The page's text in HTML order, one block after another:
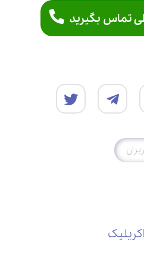
تماس بگیرید